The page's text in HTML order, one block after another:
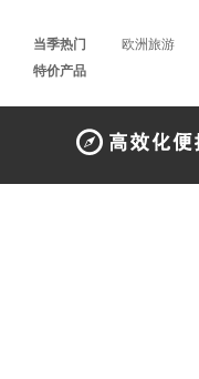
当季热门 欧洲旅游
特价产品